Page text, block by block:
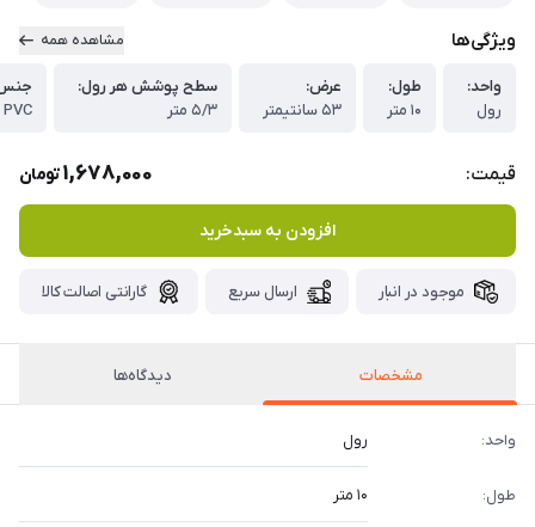
ویژگی‌ها مشاهده همه
واحد:
رول
طول:
۱۰ متر
عرض:
۵۳ سانتیمتر
سطح پوشش هر رول:
۵/۳ متر
جنس
PVC
قیمت: 1,678,000تومان
افزودن به سبدخرید
موجود در انبار ارسال سریع گارانتی اصالت کالا
مشخصات دیدگاه‌ها
واحد: رول
طول: ۱۰ متر